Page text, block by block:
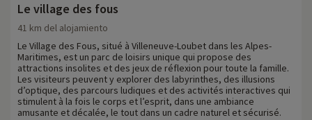
Le village des fous
41 km del alojamiento
Le Village des Fous, situé à Villeneuve-Loubet dans les Alpes-
Maritimes, est un parc de loisirs unique qui propose des
attractions insolites et des jeux de réflexion pour toute la famille.
Les visiteurs peuvent y explorer des labyrinthes, des illusions
d’optique, des parcours ludiques et des activités interactives qui
stimulent à la fois le corps et l’esprit, dans une ambiance
amusante et décalée, le tout dans un cadre naturel et sécurisé.